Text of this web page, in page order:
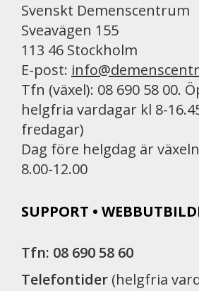
Svenskt Demenscentrum
Sveavägen 155
113 46 Stockholm
E-post:
Tfn (växel): 08 690 58 00.
helgfria vardagar kl 8-
fredagar)
Dag före helgdag är
8.00-12.00
SUPPORT •
Tfn: 08 690 58 60
Telefontider (helgfria